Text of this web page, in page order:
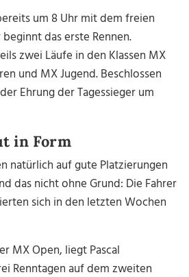
um 8 Uhr mit dem freien
beginnt das erste Rennen.
zwei Läufe in den Klassen MX
und MX Jugend. Beschlossen
Ehrung der Tagessieger um
in Form
natürlich auf gute Platzierungen
das nicht ohne Grund: Die Fahrer
sich in den letzten Wochen
MX Open, liegt Pascal
Renntagen auf dem zweiten